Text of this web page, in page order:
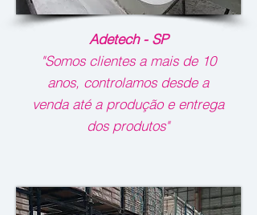
Adetech - SP
"Somos clientes a mais de 10
anos, controlamos desde a
venda até a produção e entrega
dos produtos"